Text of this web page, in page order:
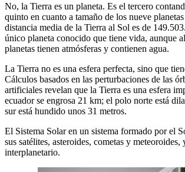
No, la Tierra es un planeta. Es el tercero
quinto en cuanto a tamaño de los nueve
distancia media de la Tierra al Sol es de
único planeta conocido que tiene vida, aunque
planetas tienen atmósferas y contienen agua.
La Tierra no es una esfera perfecta, sino que
Cálculos basados en las perturbaciones de las
artificiales revelan que la Tierra es una esfera
ecuador se engrosa 21 km; el polo norte está
sur está hundido unos 31 metros.
El Sistema Solar en un sistema formado por el
sus satélites, asteroides, cometas y
interplanetario.